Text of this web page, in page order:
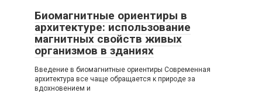
Биомагнитные ориентиры в
архитектуре: использование
магнитных свойств живых
организмов в зданиях
Введение в биомагнитные ориентиры Современная
архитектура все чаще обращается к природе за
вдохновением и